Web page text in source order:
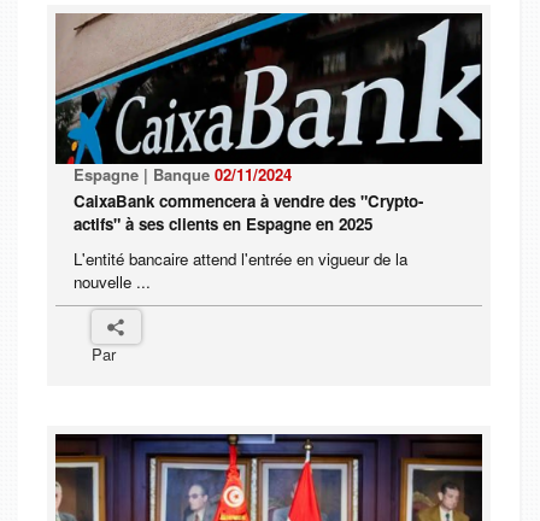
Espagne | Banque 02/11/2024
CaixaBank commencera à vendre des "Crypto-
actifs" à ses clients en Espagne en 2025
L'entité bancaire attend l'entrée en vigueur de la
nouvelle ...
Par